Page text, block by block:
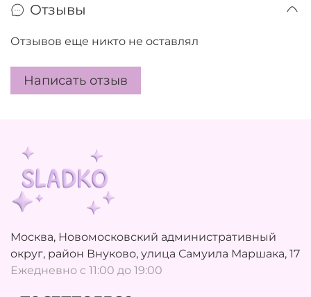
Отзывы
Отзывов еще никто не оставлял
Написать отзыв
Москва, Новомосковский административный
округ, район Внуково, улица Самуила Маршака, 17
Ежедневно с 11:00 до 19:00